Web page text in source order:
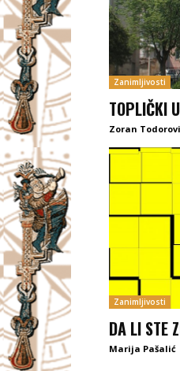
Zanimljivosti
TOPLIČKI
Zoran
Zanimljivosti
DA LI STE
Marija Pašalić